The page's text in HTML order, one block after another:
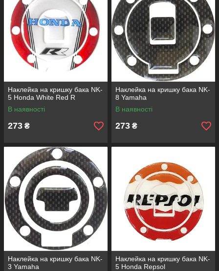
Наклейка на кришку бака NK-
5 Honda White Red R
В наявності
273 ₴
Наклейка на кришку бака NK-
8 Yamaha
В наявності
273 ₴
Наклейка на кришку бака NK-
3 Yamaha
Наклейка на кришку бака NK-
5 Honda Repsol